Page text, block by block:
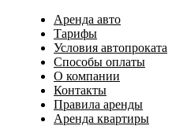
Аренда авто
Тарифы
Условия автопроката
Способы оплаты
О компании
Контакты
Правила аренды
Аренда квартиры